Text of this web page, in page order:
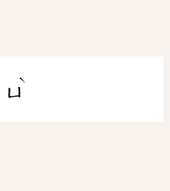
ㄩ
ˋ